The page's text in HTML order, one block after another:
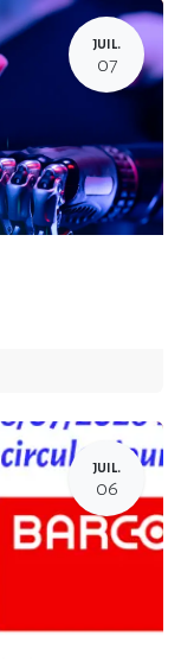
JUIL.
07
JUIL.
06